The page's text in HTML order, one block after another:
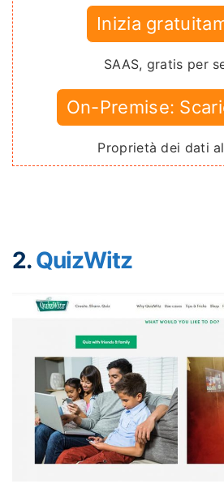
Inizia
SAAS, gratis per
On-Premise:
Proprietà dei dati al
2.QuizWitz